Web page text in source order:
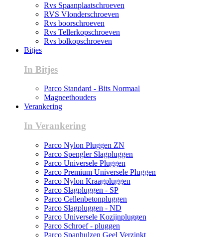
Rvs Spaanplaatschroeven
RVS Vlonderschroeven
Rvs boorschroeven
Rvs Tellerkopschroeven
Rvs bolkopschroeven
Bitjes
In Bitjes
Parco Standard - Bits Normaal
Magneethouders
Verankering
In Verankering
Parco Nylon Pluggen ZN
Parco Spengler Slagpluggen
Parco Universele Pluggen
Parco Premium Universele Pluggen
Parco Nylon Kraagpluggen
Parco Slagpluggen - SP
Parco Cellenbetonpluggen
Parco Slagpluggen - ND
Parco Universele Kozijnpluggen
Parco Schroef - pluggen
Parco Spanhulzen Geel Verzinkt